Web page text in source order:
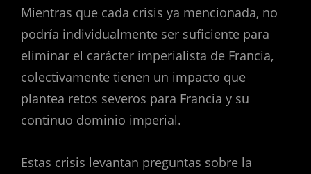
Mientras que cada crisis ya mencionada, no
podría individualmente ser suficiente para
eliminar el carácter imperialista de Francia,
colectivamente tienen un impacto que
plantea retos severos para Francia y su
continuo dominio imperial.
Estas crisis levantan preguntas sobre la